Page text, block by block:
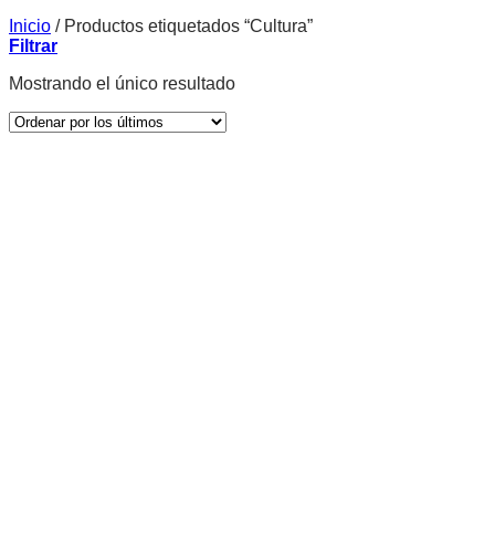
Inicio /Productos etiquetados “Cultura”
Filtrar
Mostrando el único resultado